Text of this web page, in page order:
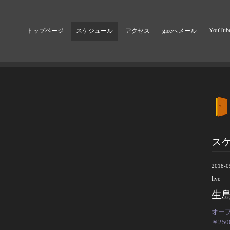
トップページ スケジュール アクセス gieeへメール
ス
2018-
live
生
オー
￥